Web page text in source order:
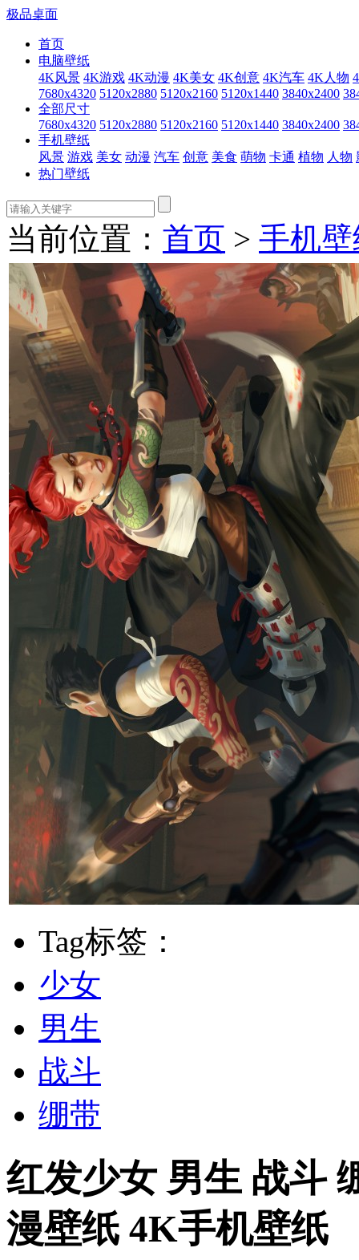
极品桌面
首页
电脑壁纸
4K风景 4K游戏 4K动漫 4K美女 4K创意 4K汽车 4K人物
7680x4320 5120x2880 5120x2160 5120x1440 3840x2400
全部尺寸
7680x4320 5120x2880 5120x2160 5120x1440 3840x2400
手机壁纸
风景 游戏 美女 动漫 汽车 创意 美食 萌物 卡通 植物 人物
热门壁纸
当前位置： 首页 > 手机
Tag标签：
少女
男生
战斗
绷带
红发少女 男生 战斗
漫壁纸 4K手机壁纸